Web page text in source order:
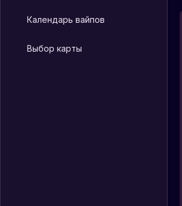
Календарь вайпов
Выбор карты